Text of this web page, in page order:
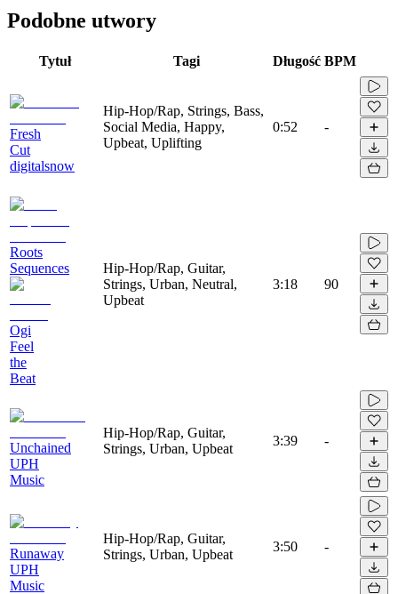
Podobne utwory
Tytuł Tagi Długość BPM
Fresh
Cut
digitalsnow
Hip-Hop/Rap, Strings, Bass,
Social Media, Happy,
Upbeat, Uplifting
0:52 -
Roots
Sequences
Ogi
Feel
the
Beat
Hip-Hop/Rap, Guitar,
Strings, Urban, Neutral,
Upbeat
3:18 90
Unchained
UPH
Music
Hip-Hop/Rap, Guitar,
Strings, Urban, Upbeat
3:39 -
Runaway
UPH
Music
Hip-Hop/Rap, Guitar,
Strings, Urban, Upbeat
3:50 -